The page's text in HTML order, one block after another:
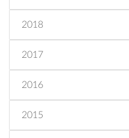
2018
2017
2016
2015